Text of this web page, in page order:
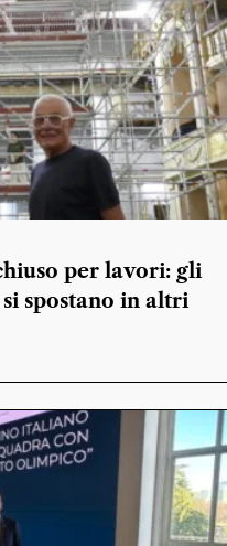
per lavori: gli
spostano in altri